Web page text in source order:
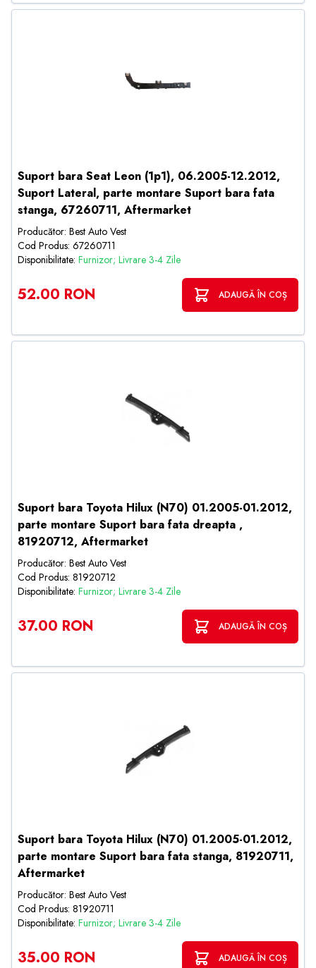
Suport bara Seat Leon (1p1), 06.2005-12.2012,
Suport Lateral, parte montare Suport bara fata
stanga, 67260711, Aftermarket
Producător: Best Auto Vest
Cod Produs: 67260711
Disponibilitate: Furnizor; Livrare 3-4 Zile
52.00 RON ADAUGĂ ÎN COȘ
Suport bara Toyota Hilux (N70) 01.2005-01.2012,
parte montare Suport bara fata dreapta ,
81920712, Aftermarket
Producător: Best Auto Vest
Cod Produs: 81920712
Disponibilitate: Furnizor; Livrare 3-4 Zile
37.00 RON ADAUGĂ ÎN COȘ
Suport bara Toyota Hilux (N70) 01.2005-01.2012,
parte montare Suport bara fata stanga, 81920711,
Aftermarket
Producător: Best Auto Vest
Cod Produs: 81920711
Disponibilitate: Furnizor; Livrare 3-4 Zile
35.00 RON ADAUGĂ ÎN COȘ